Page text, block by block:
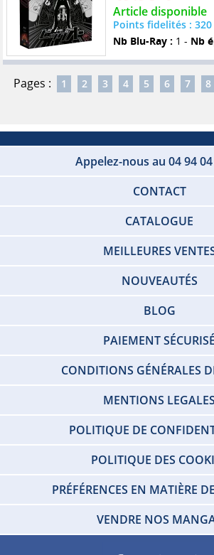
Article disponible
Points fidelités : 320
Nb Blu-Ray : 1 - Nb
Pages : 1 2 3 4 5 6 7 8
Appelez-nous au 04 94
CONTACT
CATALOGUE
MEILLEURES
NOUVEAUTÉS
BLOG
PAIEMENT SÉCURISÉ
CONDITIONS GÉNÉRALES
MENTIONS LEGALES
POLITIQUE DE
POLITIQUE DES
PRÉFÉRENCES EN MATIÈRE
VENDRE NOS